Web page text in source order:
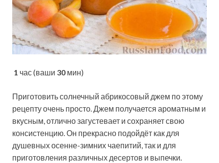
1 час (ваши 30 мин)
Приготовить солнечный абрикосовый джем по этому
рецепту очень просто. Джем получается ароматным и
вкусным, отлично загустевает и сохраняет свою
консистенцию. Он прекрасно подойдёт как для
душевных осенне-зимних чаепитий, так и для
приготовления различных десертов и выпечки.